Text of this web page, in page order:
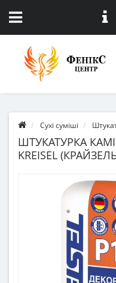
Сухі суміші
ШТУКАТУРКА
KREISEL